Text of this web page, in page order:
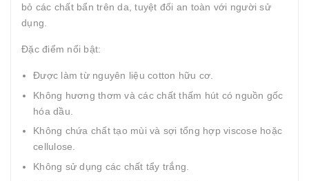
bỏ các chất bẩn trên da, tuyệt đối an toàn với người sử
dụng.
Đặc điểm nổi bật:
Được làm từ nguyên liệu cotton hữu cơ.
Không hương thơm và các chất thấm hút có nguồn gốc
hóa dầu.
Không chứa chất tạo mùi và sợi tổng hợp viscose hoặc
cellulose.
Không sử dụng các chất tẩy trắng.